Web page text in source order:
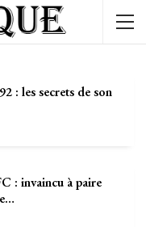
: les secrets de son
: invaincu à paire